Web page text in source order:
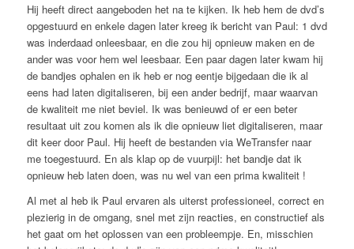
Hij heeft direct aangeboden het na te kijken. Ik heb hem de dvd’s
opgestuurd en enkele dagen later kreeg ik bericht van Paul: 1 dvd
was inderdaad onleesbaar, en die zou hij opnieuw maken en de
ander was voor hem wel leesbaar. Een paar dagen later kwam hij
de bandjes ophalen en ik heb er nog eentje bijgedaan die ik al
eens had laten digitaliseren, bij een ander bedrijf, maar waarvan
de kwaliteit me niet beviel. Ik was benieuwd of er een beter
resultaat uit zou komen als ik die opnieuw liet digitaliseren, maar
dit keer door Paul. Hij heeft de bestanden via WeTransfer naar
me toegestuurd. En als klap op de vuurpijl: het bandje dat ik
opnieuw heb laten doen, was nu wel van een prima kwaliteit !
Al met al heb ik Paul ervaren als uiterst professioneel, correct en
plezierig in de omgang, snel met zijn reacties, en constructief als
het gaat om het oplossen van een probleempje. En, misschien